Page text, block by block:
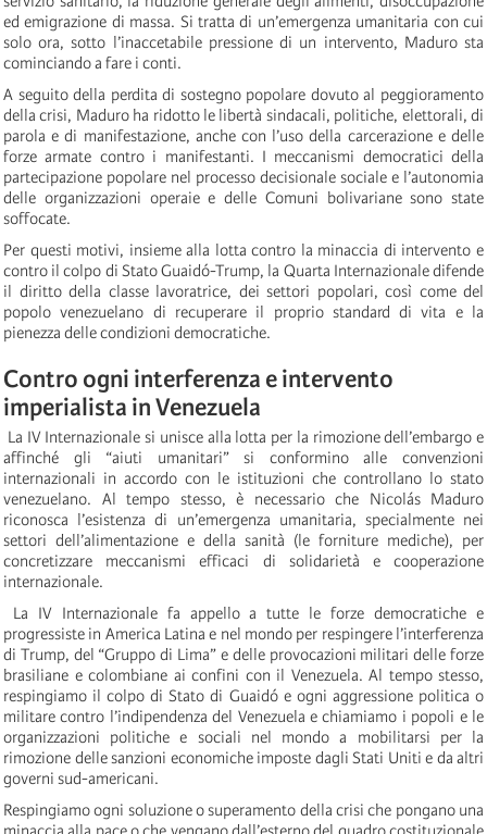
ed emigrazione di massa. Si tratta di un’emergenza umanitaria con cui
solo ora, sotto l’inaccetabile pressione di un intervento, Maduro sta
cominciando a fare i conti.
A seguito della perdita di sostegno popolare dovuto al peggioramento
della crisi, Maduro ha ridotto le libertà sindacali, politiche, elettorali, di
parola e di manifestazione, anche con l’uso della carcerazione e delle
forze armate contro i manifestanti. I meccanismi democratici della
partecipazione popolare nel processo decisionale sociale e l’autonomia
delle organizzazioni operaie e delle Comuni bolivariane sono state
soffocate.
Per questi motivi, insieme alla lotta contro la minaccia di intervento e
contro il colpo di Stato Guaidó-Trump, la Quarta Internazionale difende
il diritto della classe lavoratrice, dei settori popolari, così come del
popolo venezuelano di recuperare il proprio standard di vita e la
pienezza delle condizioni democratiche.
Contro ogni interferenza e intervento
imperialista in Venezuela
La IV Internazionale si unisce alla lotta per la rimozione dell’embargo e
affinché gli “aiuti umanitari” si conformino alle convenzioni
internazionali in accordo con le istituzioni che controllano lo stato
venezuelano. Al tempo stesso, è necessario che Nicolás Maduro
riconosca l’esistenza di un’emergenza umanitaria, specialmente nei
settori dell’alimentazione e della sanità (le forniture mediche), per
concretizzare meccanismi efficaci di solidarietà e cooperazione
internazionale.
La IV Internazionale fa appello a tutte le forze democratiche e
progressiste in America Latina e nel mondo per respingere l’interferenza
di Trump, del “Gruppo di Lima” e delle provocazioni militari delle forze
brasiliane e colombiane ai confini con il Venezuela. Al tempo stesso,
respingiamo il colpo di Stato di Guaidó e ogni aggressione politica o
militare contro l’indipendenza del Venezuela e chiamiamo i popoli e le
organizzazioni politiche e sociali nel mondo a mobilitarsi per la
rimozione delle sanzioni economiche imposte dagli Stati Uniti e da altri
governi sud-americani.
Respingiamo ogni soluzione o superamento della crisi che pongano una